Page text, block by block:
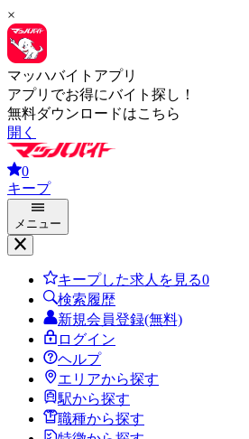
×
マッハバイトアプリ
アプリでお得にバイト探し！
無料ダウンロードはこちら
開く
0
キープ
メニュー
キープした求人を見る0
検索履歴
新規会員登録(無料)
ログイン
ヘルプ
エリアから探す
駅から探す
職種から探す